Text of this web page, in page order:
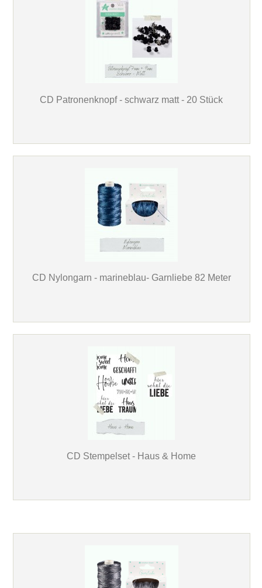
CD Patronenknopf - schwarz matt - 20 Stück
CD Nylongarn - marineblau- Garnliebe 82 Meter
CD Stempelset - Haus & Home